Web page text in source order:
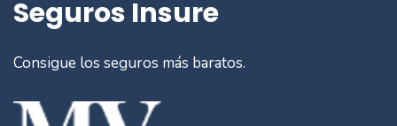
Seguros Insure
Consigue los seguros más baratos.